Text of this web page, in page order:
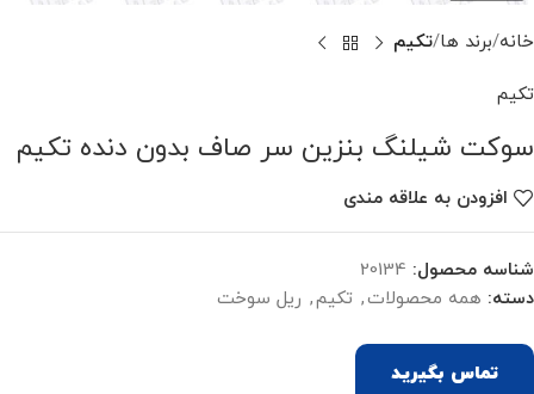
خانه برند ها تکیم
تکیم
سوکت شیلنگ بنزین سر صاف بدون دنده تکیم
افزودن به علاقه مندی
شناسه محصول: 20134
دسته: همه محصولات, تکیم, ریل سوخت
تماس بگیرید